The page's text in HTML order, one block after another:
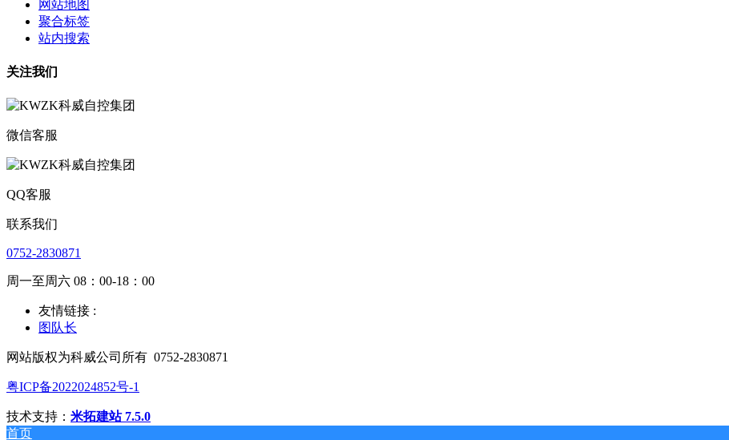
网站地图
聚合标签
站内搜索
关注我们
微信客服
QQ客服
联系我们
0752-2830871
周一至周六 08：00-18：00
友情链接 :
图队长
网站版权为科威公司所有 0752-2830871
粤ICP备2022024852号-1
技术支持： 米拓建站 7.5.0
首页